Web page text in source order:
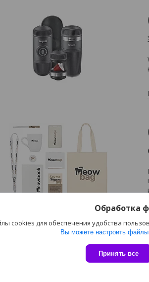
Обработка
cookies для обеспечения удобства
Вы можете настроить
Принять все